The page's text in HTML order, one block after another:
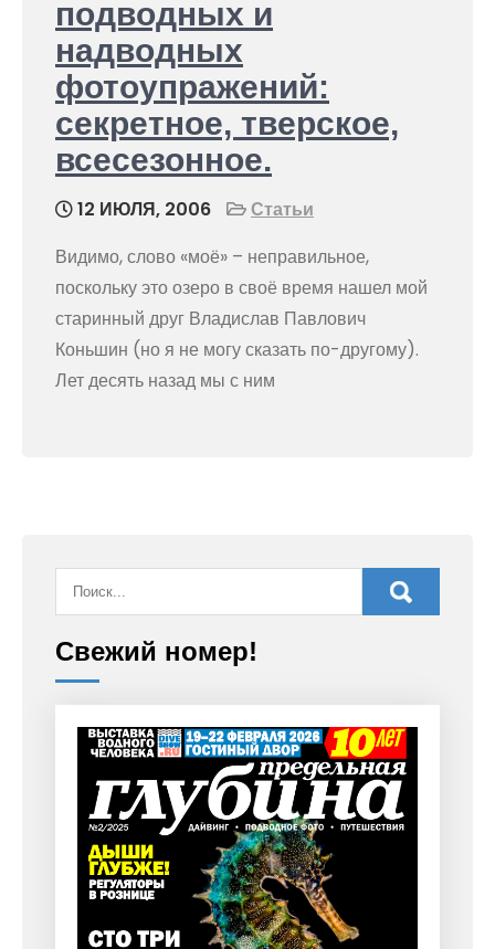
подводных и
надводных
фотоупражений:
секретное, тверское,
всесезонное.
12 ИЮЛЯ, 2006
Статьи
Видимо, слово «моё» – неправильное,
поскольку это озеро в своё время нашел мой
старинный друг Владислав Павлович
Коньшин (но я не могу сказать по-другому).
Лет десять назад мы с ним
Свежий номер!